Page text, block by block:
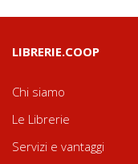
LIBRERIE.COOP
Chi siamo
Le Librerie
Servizi e vantaggi